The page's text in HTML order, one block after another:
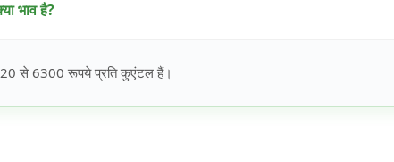
भाव है?
से 6300 रूपये प्रति कुएंटल हैं।